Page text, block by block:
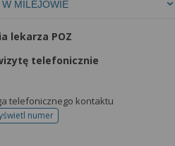
MILEJOWIE
lekarza POZ
telefonicznie
telefonicznego kontaktu
numer
telefonu do rejestracji